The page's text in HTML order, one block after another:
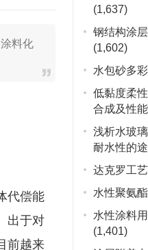
料化
代偿能
出于对
前越来
(1,637)
钢结构涂
(1,602)
水包砂多
低黏度柔
合成及性
浅析水玻
耐水性的
达克罗工
水性聚氨
水性涂料
(1,401)